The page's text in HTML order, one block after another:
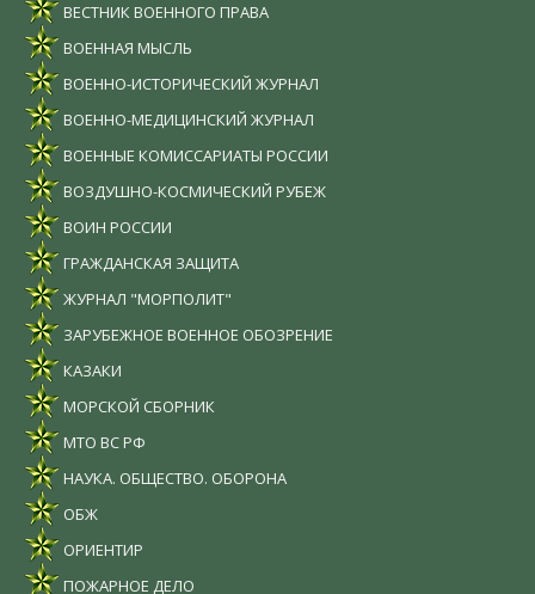
ВЕСТНИК ВОЕННОГО ПРАВА
ВОЕННАЯ МЫСЛЬ
ВОЕННО-ИСТОРИЧЕСКИЙ ЖУРНАЛ
ВОЕННО-МЕДИЦИНСКИЙ ЖУРНАЛ
ВОЕННЫЕ КОМИССАРИАТЫ РОССИИ
ВОЗДУШНО-КОСМИЧЕСКИЙ РУБЕЖ
ВОИН РОССИИ
ГРАЖДАНСКАЯ ЗАЩИТА
ЖУРНАЛ "МОРПОЛИТ"
ЗАРУБЕЖНОЕ ВОЕННОЕ ОБОЗРЕНИЕ
КАЗАКИ
МОРСКОЙ СБОРНИК
МТО ВС РФ
НАУКА. ОБЩЕСТВО. ОБОРОНА
ОБЖ
ОРИЕНТИР
ПОЖАРНОЕ ДЕЛО